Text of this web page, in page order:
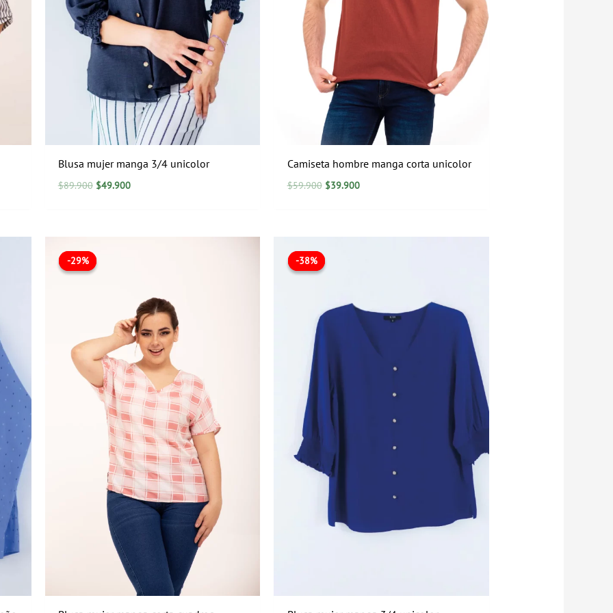
Blusa mujer manga 3/4 unicolor
$89.900 $49.900
Camiseta hombre manga corta unicolor
$59.900 $39.900
-29%
-29%
precio
original
-38%
-38%
precio
original